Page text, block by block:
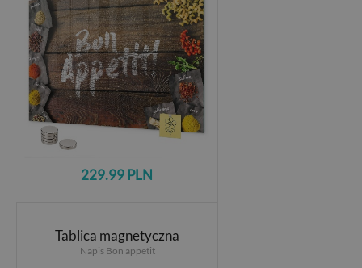
229.99 PLN
Tablica magnetyczna
Napis Bon appetit